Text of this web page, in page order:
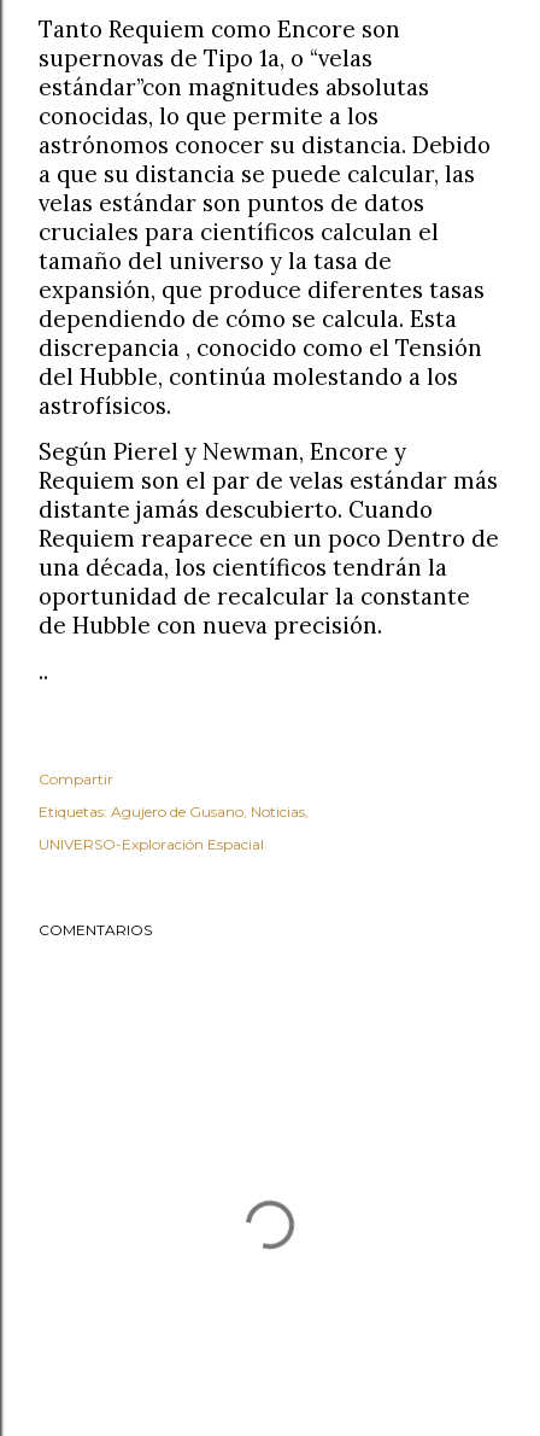
Tanto Requiem como Encore son
supernovas de Tipo 1a, o “velas
estándar”con magnitudes absolutas
conocidas, lo que permite a los
astrónomos conocer su distancia. Debido
a que su distancia se puede calcular, las
velas estándar son puntos de datos
cruciales para científicos calculan el
tamaño del universo y la tasa de
expansión, que produce diferentes tasas
dependiendo de cómo se calcula. Esta
discrepancia , conocido como el Tensión
del Hubble, continúa molestando a los
astrofísicos.
Según Pierel y Newman, Encore y
Requiem son el par de velas estándar más
distante jamás descubierto. Cuando
Requiem reaparece en un poco Dentro de
una década, los científicos tendrán la
oportunidad de recalcular la constante
de Hubble con nueva precisión.
..
Compartir
Etiquetas: Agujero de Gusano Noticias
UNIVERSO-Exploración Espacial
COMENTARIOS